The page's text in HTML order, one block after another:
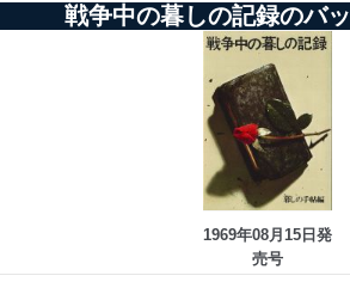
戦争中の暮しの記録のバ
1969年08月15日発
売号